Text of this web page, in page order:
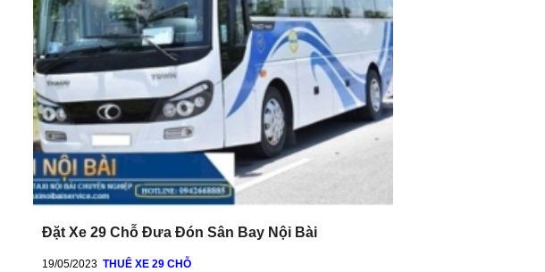
Đặt Xe 29 Chỗ Đưa Đón Sân Bay Nội Bài
19/05/2023 THUÊ XE 29 CHỖ